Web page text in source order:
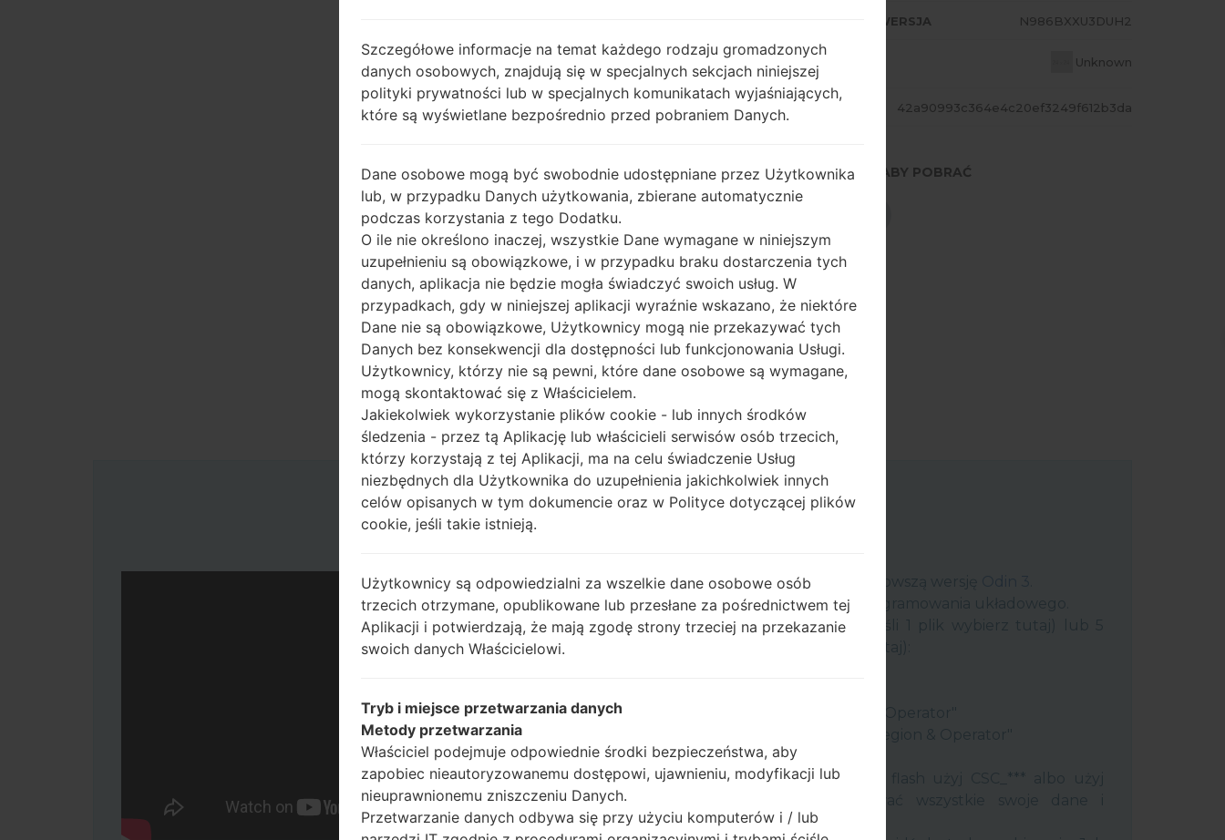
MODEM/CP WERSJA N986BXXU3DUH2
REGION NEE KRAJ Unknown
OPIS Unknown 42a90993c364e4c20ef3249f612b3da
1.SPRAWDŹ RECAPTCHA 2.NACIŚNIJ, ABY POBRAĆ
Instrukcje
Pobierz na swój komputer najnowszą wersję
Następnie wyodrębnij plik oprogramowania układowego.
Powinieneś otrzymać 1 plik (jeśli 1 plik wybierz tutaj) lub 5
Dodaj wszystkie pliki w Odin 3.
Jeśli chcesz wyczyścić pamięć flash użyj CSC_*** albo użyj
aplikacje.
Szczegółowe informacje na temat każdego rodzaju gromadzonych
danych osobowych, znajdują się w specjalnych sekcjach niniejszej
polityki prywatności lub w specjalnych komunikatach wyjaśniających,
które są wyświetlane bezpośrednio przed pobraniem Danych.
Dane osobowe mogą być swobodnie udostępniane przez Użytkownika
lub, w przypadku Danych użytkowania, zbierane automatycznie
podczas korzystania z tego Dodatku.
O ile nie określono inaczej, wszystkie Dane wymagane w niniejszym
uzupełnieniu są obowiązkowe, i w przypadku braku dostarczenia tych
danych, aplikacja nie będzie mogła świadczyć swoich usług. W
przypadkach, gdy w niniejszej aplikacji wyraźnie wskazano, że niektóre
Dane nie są obowiązkowe, Użytkownicy mogą nie przekazywać tych
Danych bez konsekwencji dla dostępności lub funkcjonowania Usługi.
Użytkownicy, którzy nie są pewni, które dane osobowe są wymagane,
mogą skontaktować się z Właścicielem.
Jakiekolwiek wykorzystanie plików cookie - lub innych środków
śledzenia - przez tą Aplikację lub właścicieli serwisów osób trzecich,
którzy korzystają z tej Aplikacji, ma na celu świadczenie Usług
niezbędnych dla Użytkownika do uzupełnienia jakichkolwiek innych
celów opisanych w tym dokumencie oraz w Polityce dotyczącej plików
cookie, jeśli takie istnieją.
Użytkownicy są odpowiedzialni za wszelkie dane osobowe osób
trzecich otrzymane, opublikowane lub przesłane za pośrednictwem tej
Aplikacji i potwierdzają, że mają zgodę strony trzeciej na przekazanie
swoich danych Właścicielowi.
Tryb i miejsce przetwarzania danych
Metody przetwarzania
Właściciel podejmuje odpowiednie środki bezpieczeństwa, aby
zapobiec nieautoryzowanemu dostępowi, ujawnieniu, modyfikacji lub
nieuprawnionemu zniszczeniu Danych.
Przetwarzanie danych odbywa się przy użyciu komputerów i / lub